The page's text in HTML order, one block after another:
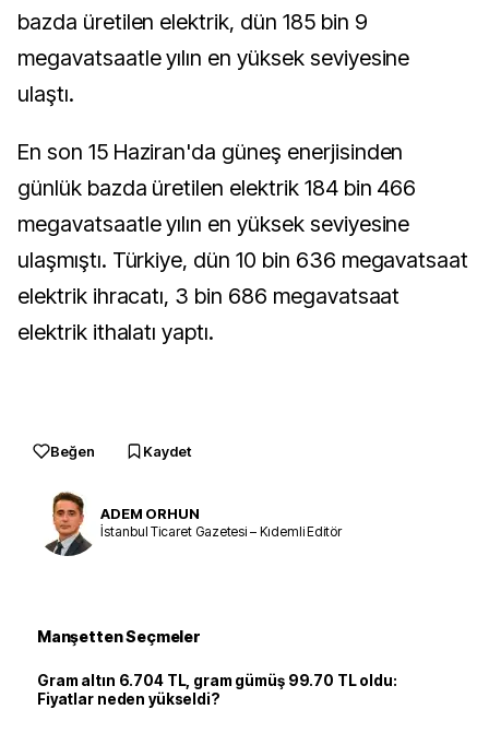
bazda üretilen elektrik, dün 185 bin 9
megavatsaatle yılın en yüksek seviyesine
ulaştı.
En son 15 Haziran'da güneş enerjisinden
günlük bazda üretilen elektrik 184 bin 466
megavatsaatle yılın en yüksek seviyesine
ulaşmıştı. Türkiye, dün 10 bin 636 megavatsaat
elektrik ihracatı, 3 bin 686 megavatsaat
elektrik ithalatı yaptı.
Beğen Kaydet
ADEM ORHUN
İstanbul Ticaret Gazetesi – Kıdemli Editör
Manşetten Seçmeler
Gram altın 6.704 TL, gram gümüş 99.70 TL oldu:
Fiyatlar neden yükseldi?